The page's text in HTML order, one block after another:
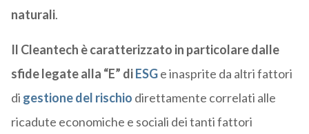
naturali.
Il Cleantech è caratterizzato in particolare dalle
sfide legate alla “E” diESGe inasprite da altri fattori
di gestione del rischio direttamente correlati alle
ricadute economiche e sociali dei tanti fattori